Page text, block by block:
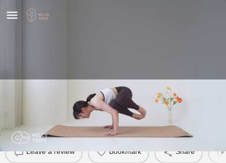
Leave a review Bookmark Share